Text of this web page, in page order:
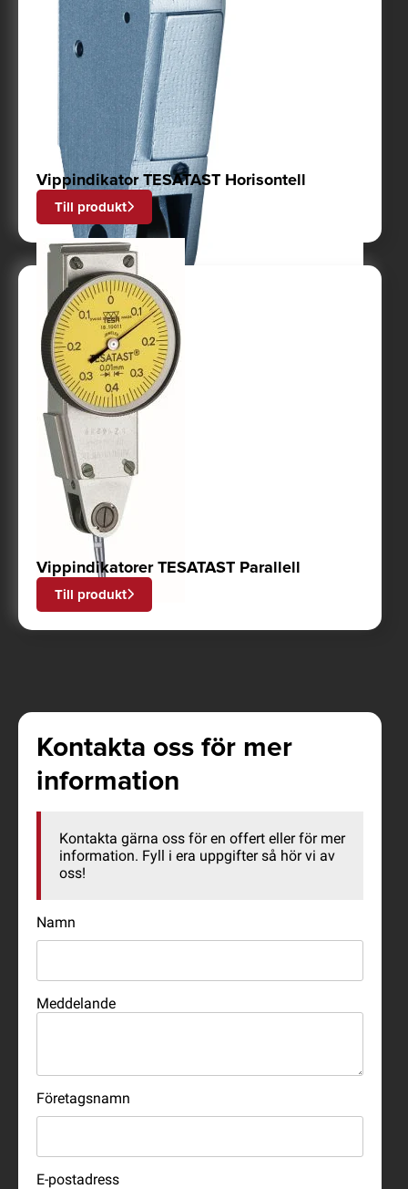
Vippindikator TESATAST Horisontell
Till produkt
Vippindikatorer TESATAST Parallell
Till produkt
Kontakta oss för mer
information
Kontakta gärna oss för en offert eller för mer
information. Fyll i era uppgifter så hör vi av
oss!
Namn
Meddelande
Företagsnamn
E-postadress